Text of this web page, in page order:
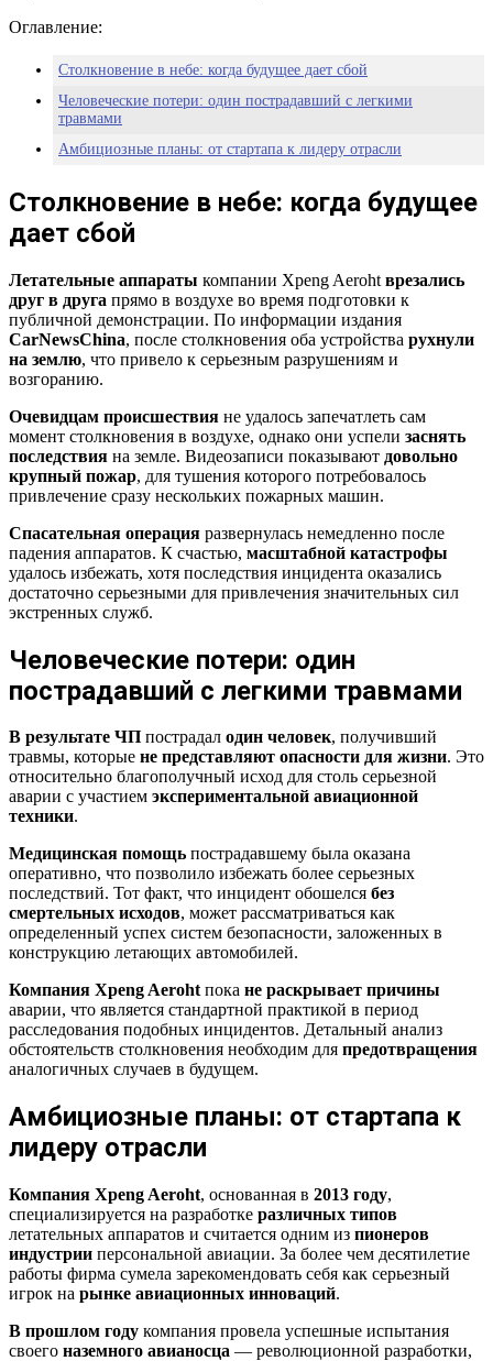
Оглавление:
Столкновение в небе: когда будущее дает сбой
Человеческие потери: один пострадавший с легкими
травмами
Амбициозные планы: от стартапа к лидеру отрасли
Столкновение в небе: когда будущее
дает сбой
Летательные аппараты компании Xpeng Aeroht врезались
друг в друга прямо в воздухе во время подготовки к
публичной демонстрации. По информации издания
CarNewsChina, после столкновения оба устройства рухнули
на землю, что привело к серьезным разрушениям и
возгоранию.
Очевидцам происшествия не удалось запечатлеть сам
момент столкновения в воздухе, однако они успели заснять
последствия на земле. Видеозаписи показывают довольно
крупный пожар, для тушения которого потребовалось
привлечение сразу нескольких пожарных машин.
Спасательная операция развернулась немедленно после
падения аппаратов. К счастью, масштабной катастрофы
удалось избежать, хотя последствия инцидента оказались
достаточно серьезными для привлечения значительных сил
экстренных служб.
Человеческие потери: один
пострадавший с легкими травмами
В результате ЧП пострадал один человек, получивший
травмы, которые не представляют опасности для жизни. Это
относительно благополучный исход для столь серьезной
аварии с участием экспериментальной авиационной
техники.
Медицинская помощь пострадавшему была оказана
оперативно, что позволило избежать более серьезных
последствий. Тот факт, что инцидент обошелся без
смертельных исходов, может рассматриваться как
определенный успех систем безопасности, заложенных в
конструкцию летающих автомобилей.
Компания Xpeng Aerohtпока не раскрывает причины
аварии, что является стандартной практикой в период
расследования подобных инцидентов. Детальный анализ
обстоятельств столкновения необходим для предотвращения
аналогичных случаев в будущем.
Амбициозные планы: от стартапа к
лидеру отрасли
Компания Xpeng Aeroht, основанная в 2013 году,
специализируется на разработке различных типов
летательных аппаратов и считается одним из пионеров
индустрии персональной авиации. За более чем десятилетие
работы фирма сумела зарекомендовать себя как серьезный
игрок на рынке авиационных инноваций.
В прошлом году компания провела успешные испытания
своего наземного авианосца — революционной разработки,